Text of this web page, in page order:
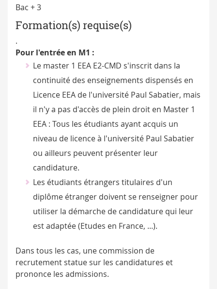
Bac + 3
Formation(s) requise(s)
.
Pour l'entrée en M1 :
Le master 1 EEA E2-CMD s'inscrit dans la
continuité des enseignements dispensés en
Licence EEA de l'université Paul Sabatier, mais
il n'y a pas d'accès de plein droit en Master 1
EEA : Tous les étudiants ayant acquis un
niveau de licence à l'université Paul Sabatier
ou ailleurs peuvent présenter leur
candidature.
Les étudiants étrangers titulaires d'un
diplôme étranger doivent se renseigner pour
utiliser la démarche de candidature qui leur
est adaptée (Etudes en France, ...).
Dans tous les cas, une commission de
recrutement statue sur les candidatures et
prononce les admissions.